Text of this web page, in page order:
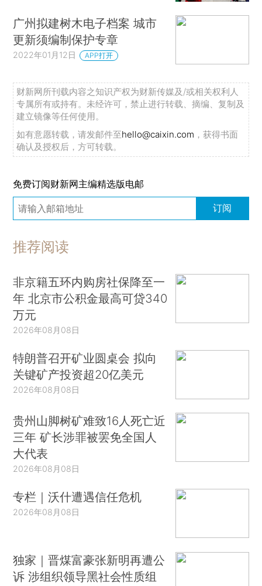
广州拟建树木电子档案 城市
更新须编制保护专章
2022年01月12日 APP打开
财新网所刊载内容之知识产权为财新传媒及/或相关权利人
专属所有或持有。未经许可，禁止进行转载、摘编、复制及
建立镜像等任何使用。
如有意愿转载，请发邮件至hello@caixin.com ，获得书面
确认及授权后，方可转载。
免费订阅财新网主编精选版电邮
订阅
推荐阅读
非京籍五环内购房社保降至一
年 北京市公积金最高可贷340
万元
2026年08月08日
特朗普召开矿业圆桌会 拟向
关键矿产投资超20亿美元
2026年08月08日
贵州山脚树矿难致16人死亡近
三年 矿长涉罪被罢免全国人
大代表
2026年08月08日
专栏｜沃什遭遇信任危机
2026年08月08日
独家｜晋煤富豪张新明再遭公
诉 涉组织领导黑社会性质组